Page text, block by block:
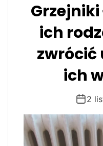
Grzejniki
ich
zwrócić
ich
2